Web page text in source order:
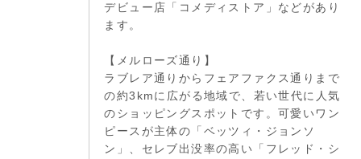
デビュー店「コメディストア」などがあり
ます。
【メルローズ通り】
ラブレア通りからフェアファクス通りまで
の約3kmに広がる地域で、若い世代に人気
のショッピングスポットです。可愛いワン
ピースが主体の「ベッツィ・ジョンソ
ン」、セレブ出没率の高い「フレッド・シ